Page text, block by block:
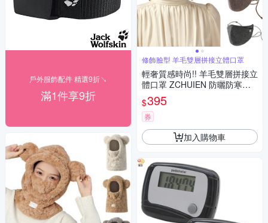
戶外服飾配件 精選9折↘
滿1件享9折
修飾臉型 羊毛雙層拼接立體口罩
輕奢質感時尚!! 羊毛雙層拼接立
體口罩 ZCHUIEN 防曬防寒雙
層口罩 騎車 自行車 登山 運動
旅遊 逛街 修飾臉型 秋冬防風透
氣保暖口罩
$395
券
加入購物車